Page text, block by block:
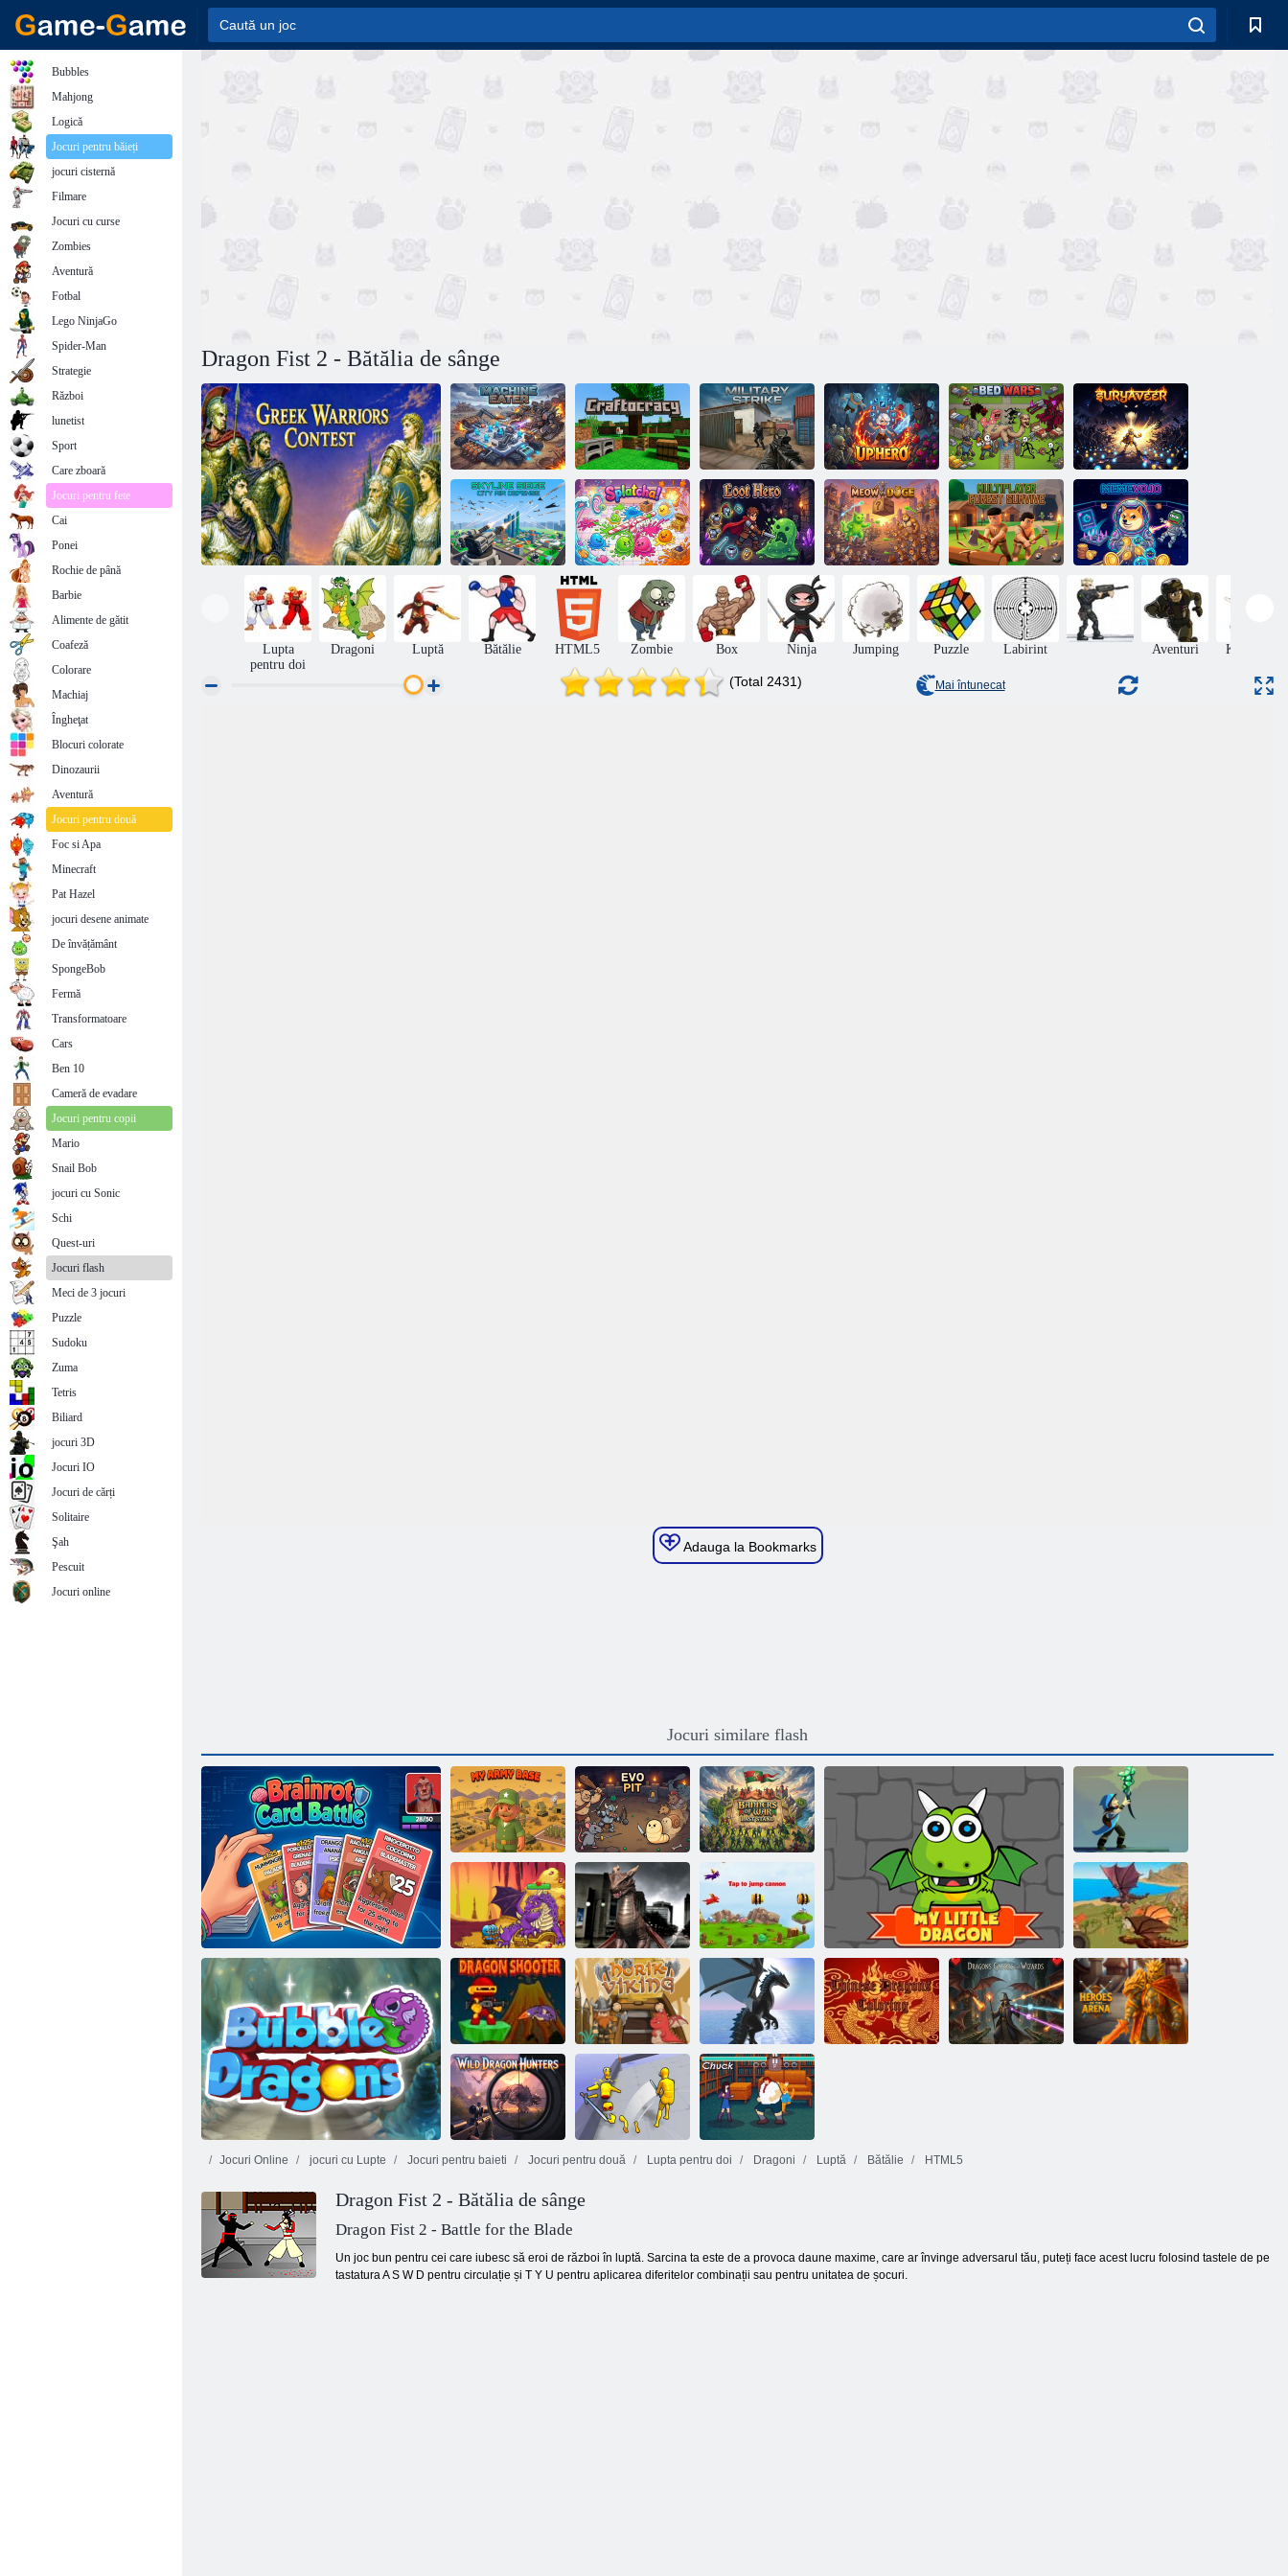
Dragon Fist 2 - Bătălia de sânge
Mâncător de
mașini
Craftocracy Grevă militară Up Hero Războiul Patului Suryaveer
Skyline Siege
City Air Defense
Splatcha! Loot Hero Miau vs Doge
Multiplayer
Forest Survive
Memevo. io
Lupta
pentru doi
Dragoni Luptă Bătălie HTML5 Zombie Box Ninja Jumping Puzzle Labirint Aventuri Kung Fu
(Total 2431) Mai întunecat
Adauga la Bookmarks
Jocuri similare flash
Bătălia de carduri Brainrot
Baza mea armată Evo Pit
Banners of War
Last Stand
Rău wyrm
Dragon Fire &
Fury
Dragon Vice
City
Încercări de
dragon
Dragon
Simulator 3D
Shooter Dragon Horik Viking
Dragon
Simulator 3D
Vânători de
dragoni sălbatici
Jocuri Online jocuri cu Lupte Jocuri pentru baieti Jocuri pentru două Lupta pentru doi Dragoni Luptă Bătălie HTML5
Dragon Fist 2 - Bătălia de sânge
Dragon Fist 2 - Battle for the Blade
Un joc bun pentru cei care iubesc să eroi de război în luptă. Sarcina ta este de a provoca daune maxime, care ar învinge adversarul tău, puteți face acest lucru folosind tastele de pe
tastatura A S W D pentru circulație și T Y U pentru aplicarea diferitelor combinații sau pentru unitatea de șocuri.
Bubbles
Mahjong
Logică
Jocuri pentru băieți
jocuri cisternă
Filmare
Jocuri cu curse
Zombies
Aventură
Fotbal
Lego NinjaGo
Spider-Man
Strategie
Război
lunetist
Sport
Care zboară
Jocuri pentru fete
Cai
Ponei
Rochie de până
Barbie
Alimente de gătit
Coafeză
Colorare
Machiaj
Îngheţat
Blocuri colorate
Dinozaurii
Aventură
Jocuri pentru două
Foc si Apa
Minecraft
Pat Hazel
jocuri desene animate
De învățământ
SpongeBob
Fermă
Transformatoare
Cars
Ben 10
Cameră de evadare
Jocuri pentru copii
Mario
Snail Bob
jocuri cu Sonic
Schi
Quest-uri
Jocuri flash
Meci de 3 jocuri
Puzzle
Sudoku
Zuma
Tetris
Biliard
jocuri 3D
Jocuri IO
Jocuri de cărți
Solitaire
Şah
Pescuit
Jocuri online